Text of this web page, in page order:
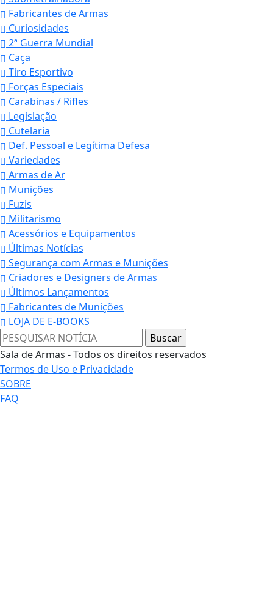
Fabricantes de Armas
Curiosidades
2ª Guerra Mundial
Caça
Tiro Esportivo
Forças Especiais
Carabinas / Rifles
Legislação
Cutelaria
Def. Pessoal e Legítima Defesa
Variedades
Armas de Ar
Munições
Fuzis
Militarismo
Acessórios e Equipamentos
Últimas Notícias
Segurança com Armas e Munições
Criadores e Designers de Armas
Últimos Lançamentos
Fabricantes de Munições
LOJA DE E-BOOKS
Sala de Armas - Todos os direitos reservados
Termos de Uso e Privacidade
SOBRE
FAQ